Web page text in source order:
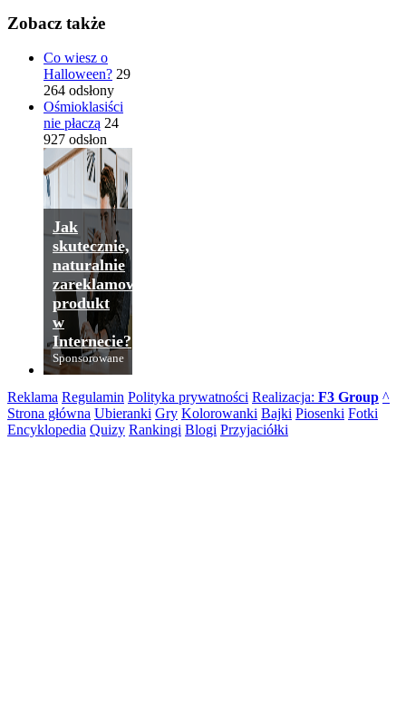
Zobacz także
Co wiesz o
Halloween? 29
264 odsłony
Ośmioklasiści
nie płaczą 24
927 odsłon
Jak
skutecznie,
naturalnie
zareklamować
produkt
w
Internecie?
Sponsorowane
Reklama Regulamin Polityka prywatności Realizacja: F3 Group ^
Strona główna Ubieranki Gry Kolorowanki Bajki Piosenki Fotki
Encyklopedia Quizy Rankingi Blogi Przyjaciółki